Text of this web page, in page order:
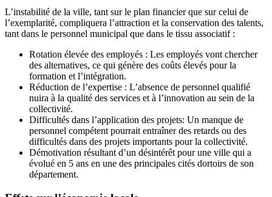
L’instabilité de la ville, tant sur le plan financier que sur celui de
l’exemplarité, compliquera l’attraction et la conservation des talents,
tant dans le personnel municipal que dans le tissu associatif :
Rotation élevée des employés : Les employés vont chercher
des alternatives, ce qui génère des coûts élevés pour la
formation et l’intégration.
Réduction de l’expertise : L’absence de personnel qualifié
nuira à la qualité des services et à l’innovation au sein de la
collectivité.
Difficultés dans l’application des projets: Un manque de
personnel compétent pourrait entraîner des retards ou des
difficultés dans des projets importants pour la collectivité.
Démotivation résultant d’un désintérêt pour une ville qui a
évolué en 5 ans en une des principales cités dortoirs de son
département.